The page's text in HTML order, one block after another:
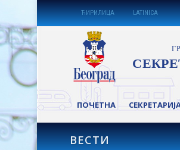
ЋИРИЛИЦА LATINICA
ПОЧЕТНА
ВЕСТИ